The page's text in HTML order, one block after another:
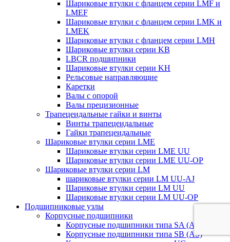
Шариковые втулки с фланцем серии LMF и
LMEF
Шариковые втулки с фланцем серии LMK и
LMEK
Шариковые втулки с фланцем серии LMH
Шариковые втулки серии KB
LBCR подшипники
Шариковые втулки серии KH
Рельсовые направляющие
Каретки
Валы с опорой
Валы прецизионные
Трапецеидальные гайки и винты
Винты трапецеидальные
Гайки трапецеидальные
Шариковые втулки серии LME
Шариковые втулки серии LME UU
Шариковые втулки серии LME UU-OP
Шариковые втулки серии LM
шариковые втулки серии LM UU-AJ
Шариковые втулки серии LM UU
Шариковые втулки серии LM UU-OP
Подшипниковые узлы
Корпусные подшипники
Корпусные подшипники типа SA (AEL)
Корпусные подшипники типа SB (AS)